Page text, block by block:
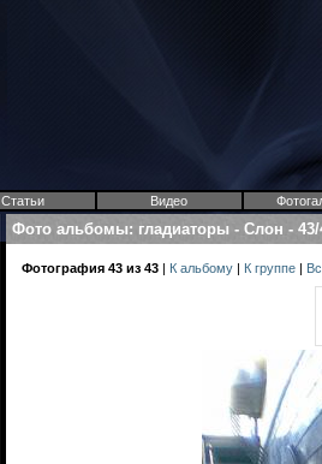
Статьи Видео
Фото альбомы: гладиаторы - Слон -
Фотография 43 из 43 | К альбому | К группе |